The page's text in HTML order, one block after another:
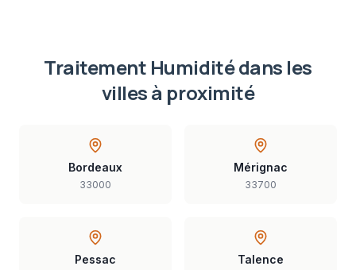
Traitement Humiditédans les
villes à proximité
Bordeaux
33000
Mérignac
33700
Pessac Talence